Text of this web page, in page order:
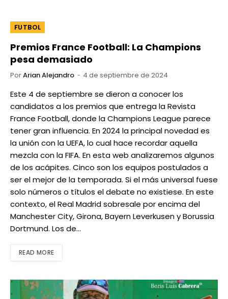
FUTBOL
Premios France Football: La Champions
pesa demasiado
PorArian Alejandro 4 de septiembre de 2024
Este 4 de septiembre se dieron a conocer los
candidatos a los premios que entrega la Revista
France Football, donde la Champions League parece
tener gran influencia. En 2024 la principal novedad es
la unión con la UEFA, lo cual hace recordar aquella
mezcla con la FIFA. En esta web analizaremos algunos
de los acápites. Cinco son los equipos postulados a
ser el mejor de la temporada. Si el más universal fuese
solo números o títulos el debate no existiese. En este
contexto, el Real Madrid sobresale por encima del
Manchester City, Girona, Bayern Leverkusen y Borussia
Dortmund. Los de…
READ MORE